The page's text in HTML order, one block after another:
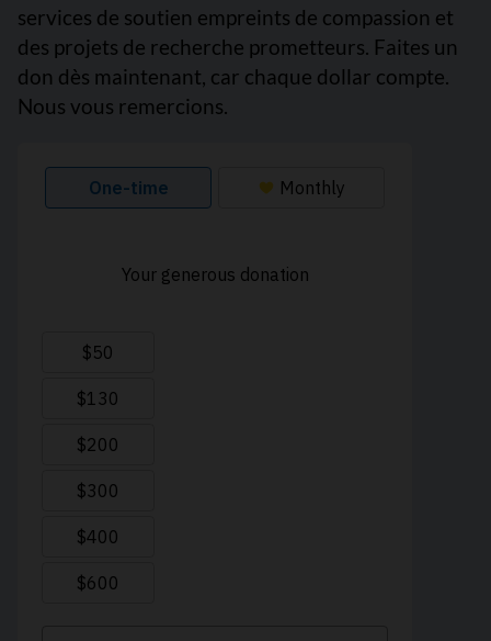
services de soutien empreints de compassion et
des projets de recherche prometteurs. Faites un
don dès maintenant, car chaque dollar compte.
Nous vous remercions.